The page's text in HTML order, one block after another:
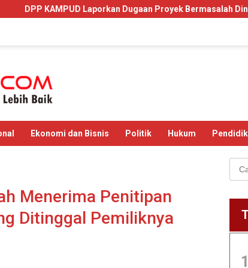
Laporkan Dugaan Proyek Bermasalah Dinas PUPR
Ekonomi dan Bisnis Politik Hukum
Menerima Penitipan
Ditinggal Pemiliknya
1